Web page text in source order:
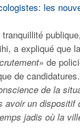
les
a expliqué que
» de
de
de la
avoir un dispositif
jadis où la